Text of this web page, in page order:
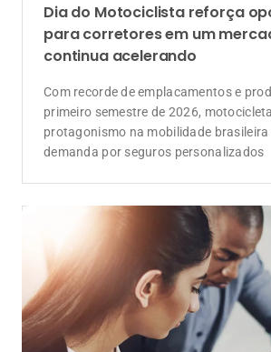
Dia do Motociclista reforça
para corretores em um
continua acelerando
Com recorde de emplacamentos e
primeiro semestre de 2026,
protagonismo na mobilidade brasileira
demanda por seguros personalizados